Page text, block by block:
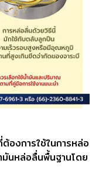
องการใช้ในการหล่อ
นหล่อลื่นพื้นฐานโดย